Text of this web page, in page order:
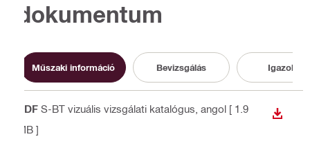
dokumentum
Műszaki információ Bevizsgálás Igazolás
PDF S-BT vizuális vizsgálati katalógus , angol [ 1.9
MB ]